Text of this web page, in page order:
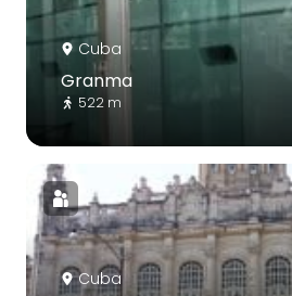
Cuba
Granma
522 m
Cuba